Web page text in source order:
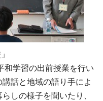
和学習の出前授業を行い
話と地域の語り手によ
しの様子を聞いたり、